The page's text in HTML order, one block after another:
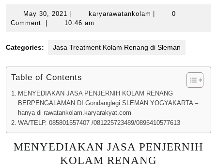
May 30, 2021 May
30,
karyarawatankolam karyarawatankolam
0
Comment
10:46 am
Categories: Jasa Treatment Kolam Renang di Sleman
Table of Contents
MENYEDIAKAN JASA PENJERNIH KOLAM RENANG
BERPENGALAMAN DI Gondanglegi SLEMAN YOGYAKARTA –
hanya di rawatankolam.karyarakyat.com
WA/TELP. 085801557407 /081225723489/0895410577613
MENYEDIAKAN JASA PENJERNIH
KOLAM RENANG